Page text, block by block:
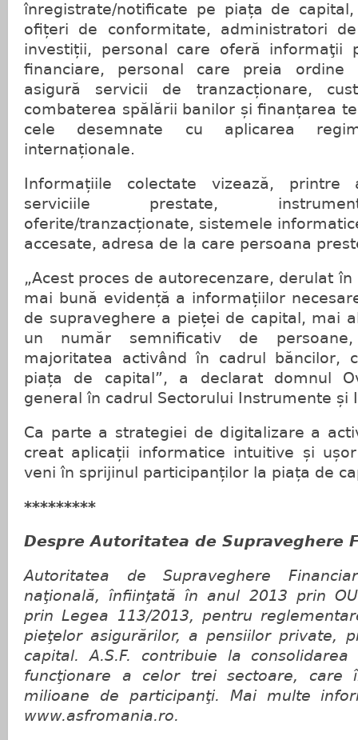
înregistrate/notificate pe piața de
ofițeri de conformitate, administratori
investiții, personal care oferă informaţii
financiare, personal care preia ordine
asigură servicii de tranzacționare,
combaterea spălării banilor și finanțarea
cele desemnate cu aplicarea
internaționale.
Informațiile colectate vizează, printre
serviciile prestate,
oferite/tranzacționate, sistemele
accesate, adresa de la care persoana
„Acest proces de autorecenzare, derulat
mai bună evidență a informațiilor
de supraveghere a pieței de capital, mai
un număr semnificativ de
majoritatea activând în cadrul băncilor,
piața de capital”, a declarat domnul
general în cadrul Sectorului Instrumente și
Ca parte a strategiei de digitalizare a
creat aplicații informatice intuitive și
veni în sprijinul participanților la piața de
*********
Despre Autoritatea de Supraveghere
Autoritatea de Supraveghere
naţională, înfiinţată în anul 2013 prin
prin Legea 113/2013, pentru
pieţelor asigurărilor, a pensiilor private,
capital. A.S.F. contribuie la
funcţionare a celor trei sectoare, care
milioane de participanţi. Mai multe
www.asfromania.ro.